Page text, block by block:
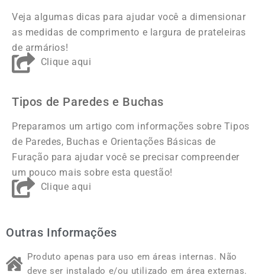
Veja algumas dicas para ajudar você a dimensionar
as medidas de comprimento e largura de prateleiras
de armários!
Clique aqui
Tipos de Paredes e Buchas
Preparamos um artigo com informações sobre Tipos
de Paredes, Buchas e Orientações Básicas de
Furação para ajudar você se precisar compreender
um pouco mais sobre esta questão!
Clique aqui
Outras Informações
Produto apenas para uso em áreas internas. Não
deve ser instalado e/ou utilizado em área externas.